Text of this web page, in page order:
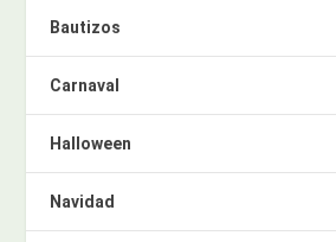
Bautizos
Carnaval
Halloween
Navidad